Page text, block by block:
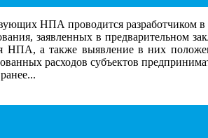
НПА проводится
заявленных в предварительном
НПА, а также выявление в них
расходов субъектов